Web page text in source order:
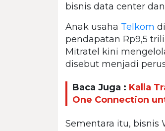
bisnis data center
Anak usaha Telkom
pendapatan Rp9,5
Mitratel kini
disebut menjadi
Baca Juga : Kalla
One Connection
Sementara itu, bisnis